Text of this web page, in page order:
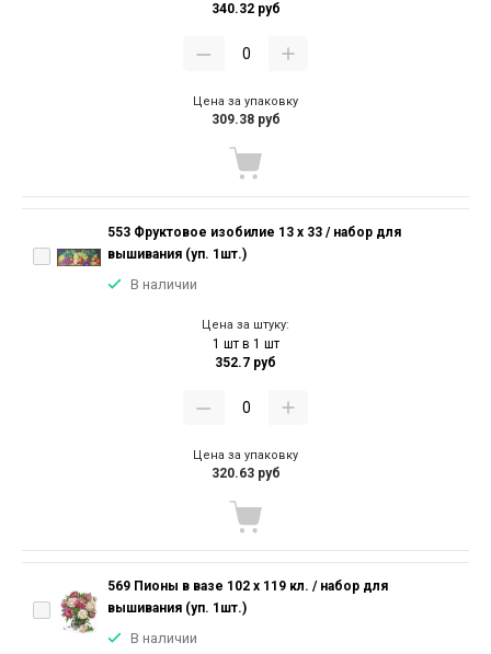
340.32 руб
Цена за упаковку
309.38 руб
553 Фруктовое изобилие 13 х 33 / набор для
вышивания (уп. 1шт.)
В наличии
Цена за штуку:
1 шт в 1 шт
352.7 руб
Цена за упаковку
320.63 руб
569 Пионы в вазе 102 х 119 кл. / набор для
вышивания (уп. 1шт.)
В наличии